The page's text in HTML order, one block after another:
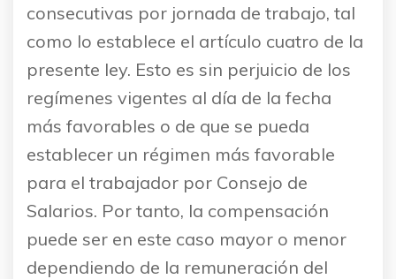
consecutivas por jornada de trabajo, tal
como lo establece el artículo cuatro de la
presente ley. Esto es sin perjuicio de los
regímenes vigentes al día de la fecha
más favorables o de que se pueda
establecer un régimen más favorable
para el trabajador por Consejo de
Salarios. Por tanto, la compensación
puede ser en este caso mayor o menor
dependiendo de la remuneración del